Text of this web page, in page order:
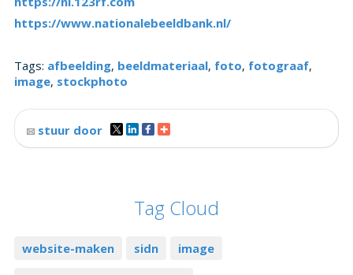
https://www.nationalebeeldbank.nl/
Tags: afbeelding, beeldmateriaal, foto, fotograaf,
image, stockphoto
stuur door
Tag Cloud
website-maken sidn
image